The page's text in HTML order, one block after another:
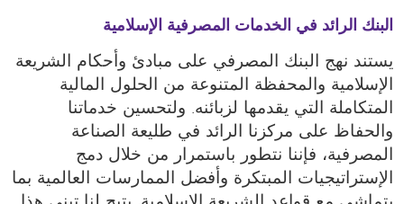
البنك الرائد في الخدمات المصرفية الإسلامية
يستند نهج البنك المصرفي على مبادئ وأحكام الشريعة
الإسلامية والمحفظة المتنوعة من الحلول المالية
المتكاملة التي يقدمها لزبائنه. ولتحسين خدماتنا
والحفاظ على مركزنا الرائد في طليعة الصناعة
المصرفية، فإننا نتطور باستمرار من خلال دمج
الإستراتيجيات المبتكرة وأفضل الممارسات العالمية بما